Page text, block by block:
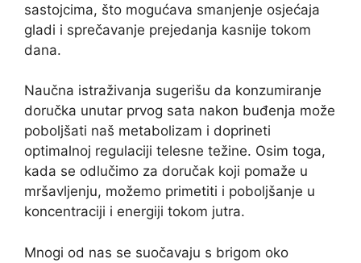
sastojcima, što mogućava smanjenje osjećaja
gladi i sprečavanje prejedanja kasnije tokom
dana.
Naučna istraživanja sugerišu da konzumiranje
doručka unutar prvog sata nakon buđenja može
poboljšati naš metabolizam i doprineti
optimalnoj regulaciji telesne težine. Osim toga,
kada se odlučimo za doručak koji pomaže u
mršavljenju, možemo primetiti i poboljšanje u
koncentraciji i energiji tokom jutra.
Mnogi od nas se suočavaju s brigom oko